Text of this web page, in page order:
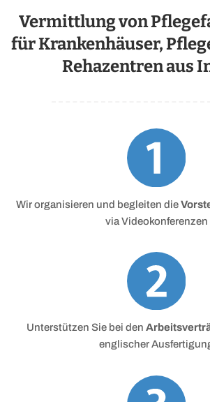
Vermittlung von
fürKrankenhäuser,
Rehazentrenaus
Wir organisieren und begleiten die
via Videokonferenzen
Unterstützen Sie bei den
englischer